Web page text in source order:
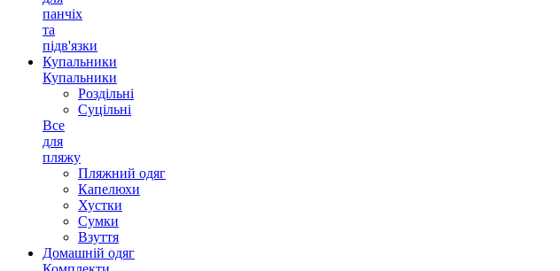
панчіх
та
підв'язки
Купальники
Купальники
Роздільні
Суцільні
Все
для
пляжу
Пляжний одяг
Капелюхи
Хустки
Сумки
Взуття
Домашній одяг